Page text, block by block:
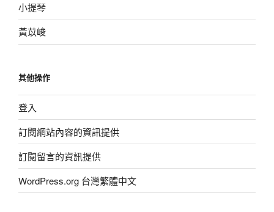
小提琴
黃苡峻
其他操作
登入
訂閱網站內容的資訊提供
訂閱留言的資訊提供
WordPress.org 台灣繁體中文